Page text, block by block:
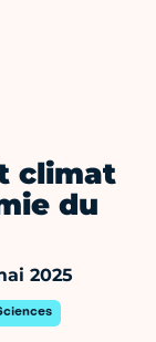
climat
du
2025